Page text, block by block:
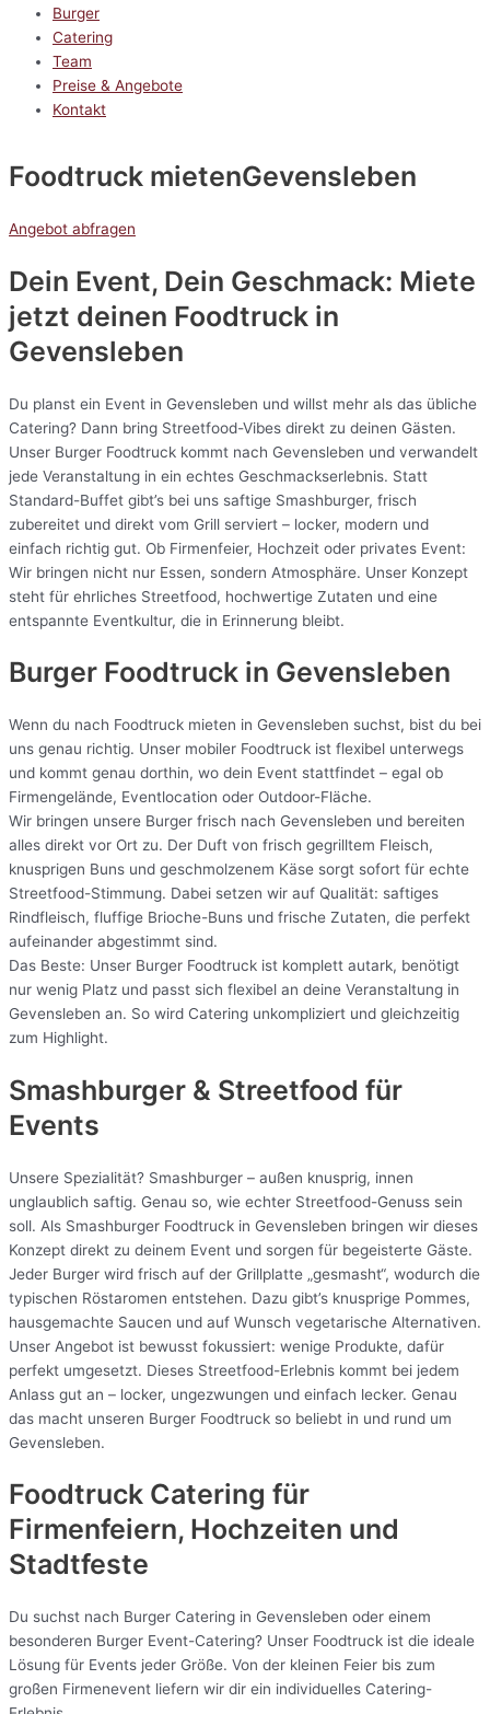
Burger
Catering
Team
Preise & Angebote
Kontakt
Foodtruck mietenGevensleben
Angebot abfragen
Dein Event, Dein Geschmack: Miete
jetzt deinen Foodtruck in
Gevensleben
Du planst ein Event in Gevensleben und willst mehr als das übliche
Catering? Dann bring Streetfood-Vibes direkt zu deinen Gästen.
Unser Burger Foodtruck kommt nach Gevensleben und verwandelt
jede Veranstaltung in ein echtes Geschmackserlebnis. Statt
Standard-Buffet gibt’s bei uns saftige Smashburger, frisch
zubereitet und direkt vom Grill serviert – locker, modern und
einfach richtig gut. Ob Firmenfeier, Hochzeit oder privates Event:
Wir bringen nicht nur Essen, sondern Atmosphäre. Unser Konzept
steht für ehrliches Streetfood, hochwertige Zutaten und eine
entspannte Eventkultur, die in Erinnerung bleibt.
Burger Foodtruck in Gevensleben
Wenn du nach Foodtruck mieten in Gevensleben suchst, bist du bei
uns genau richtig. Unser mobiler Foodtruck ist flexibel unterwegs
und kommt genau dorthin, wo dein Event stattfindet – egal ob
Firmengelände, Eventlocation oder Outdoor-Fläche.
Wir bringen unsere Burger frisch nach Gevensleben und bereiten
alles direkt vor Ort zu. Der Duft von frisch gegrilltem Fleisch,
knusprigen Buns und geschmolzenem Käse sorgt sofort für echte
Streetfood-Stimmung. Dabei setzen wir auf Qualität: saftiges
Rindfleisch, fluffige Brioche-Buns und frische Zutaten, die perfekt
aufeinander abgestimmt sind.
Das Beste: Unser Burger Foodtruck ist komplett autark, benötigt
nur wenig Platz und passt sich flexibel an deine Veranstaltung in
Gevensleben an. So wird Catering unkompliziert und gleichzeitig
zum Highlight.
Smashburger & Streetfood für
Events
Unsere Spezialität? Smashburger – außen knusprig, innen
unglaublich saftig. Genau so, wie echter Streetfood-Genuss sein
soll. Als Smashburger Foodtruck in Gevensleben bringen wir dieses
Konzept direkt zu deinem Event und sorgen für begeisterte Gäste.
Jeder Burger wird frisch auf der Grillplatte „gesmasht“, wodurch die
typischen Röstaromen entstehen. Dazu gibt’s knusprige Pommes,
hausgemachte Saucen und auf Wunsch vegetarische Alternativen.
Unser Angebot ist bewusst fokussiert: wenige Produkte, dafür
perfekt umgesetzt. Dieses Streetfood-Erlebnis kommt bei jedem
Anlass gut an – locker, ungezwungen und einfach lecker. Genau
das macht unseren Burger Foodtruck so beliebt in und rund um
Gevensleben.
Foodtruck Catering für
Firmenfeiern, Hochzeiten und
Stadtfeste
Du suchst nach Burger Catering in Gevensleben oder einem
besonderen Burger Event-Catering? Unser Foodtruck ist die ideale
Lösung für Events jeder Größe. Von der kleinen Feier bis zum
großen Firmenevent liefern wir dir ein individuelles Catering-